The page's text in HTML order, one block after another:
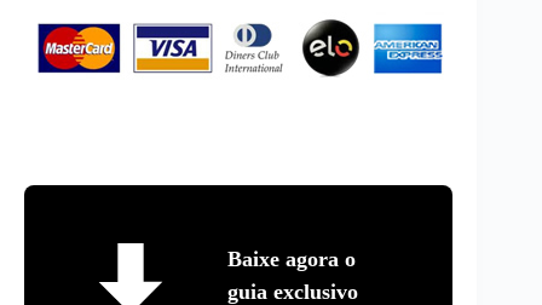
Baixe agora o
guia exclusivo